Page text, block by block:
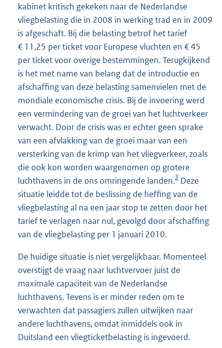
kabinet kritisch gekeken naar de Nederlandse
vliegbelasting die in 2008 in werking trad en in 2009
is afgeschaft. Bij die belasting betrof het tarief
€ 11,25 per ticket voor Europese vluchten en € 45
per ticket voor overige bestemmingen. Terugkijkend
is het met name van belang dat de introductie en
afschaffing van deze belasting samenvielen met de
mondiale economische crisis. Bij de invoering werd
een vermindering van de groei van het luchtverkeer
verwacht. Door de crisis was er echter geen sprake
van een afvlakking van de groei maar van een
versterking van de krimp van het vliegverkeer, zoals
die ook kon worden waargenomen op grotere
luchthavens in de ons omringende landen.3 Deze
situatie leidde tot de beslissing de heffing van de
vliegbelasting al na een jaar stop te zetten door het
tarief te verlagen naar nul, gevolgd door afschaffing
van de vliegbelasting per 1 januari 2010.
De huidige situatie is niet vergelijkbaar. Momenteel
overstijgt de vraag naar luchtvervoer juist de
maximale capaciteit van de Nederlandse
luchthavens. Tevens is er minder reden om te
verwachten dat passagiers zullen uitwijken naar
andere luchthavens, omdat inmiddels ook in
Duitsland een vliegticketbelasting is ingevoerd.